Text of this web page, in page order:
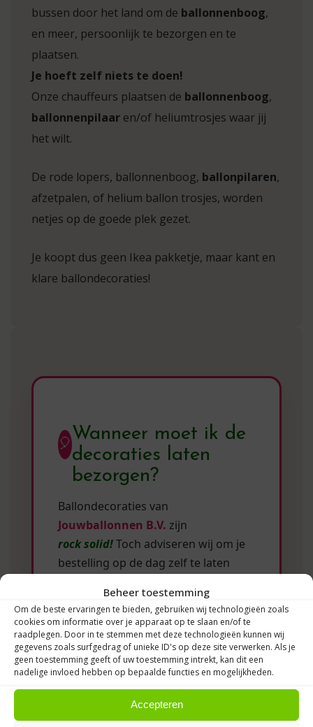
Beheer toestemming
Om de beste ervaringen te bieden, gebruiken wij technologieën zoals
cookies om informatie over je apparaat op te slaan en/of te
raadplegen. Door in te stemmen met deze technologieën kunnen wij
gegevens zoals surfgedrag of unieke ID's op deze site verwerken. Als je
geen toestemming geeft of uw toestemming intrekt, kan dit een
nadelige invloed hebben op bepaalde functies en mogelijkheden.
Accepteren
bussen door het land om de ballonnenboog,
en meer, persoonlijk te bezorgen en te
plaatsen.
Je hoeft zelf niets te doen!
Onze chauffeurs plaatsen de ballonnenboog,
ballonnenpilaar en/of heliumtrosjes waar jij
het wilt.
De rode lopers, ballonnenboog, ballonpilaren,
afzetpalen, of helium ballon trosjes, worden
netjes op de goede plek gezet.
Je koopt dus geen Ikea pakketje, maar kant en
klare ballondecoraties!
🎈
Wanneer moet ik de
decoraties laten
bezorgen?
Ballondecoraties van
Jouwballonnen B.V. zijn
rock solid!Toch adviseren wij om je
bestelling op de dag zelf te laten
prachtig glanzend tijdens jouw feest.
📌 Belangrijke
informatie
Heliumballonnen &
heliumballon trosjes (33